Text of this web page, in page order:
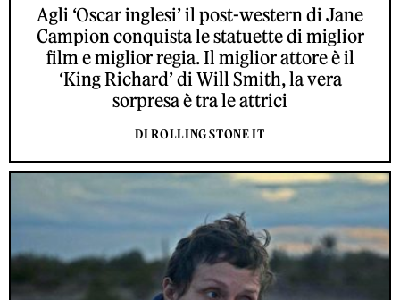
Agli ‘Oscar inglesi’ il post-western di Jane
Campion conquista le statuette di miglior
film e miglior regia. Il miglior attore è il
‘King Richard’ di Will Smith, la vera
sorpresa è tra le attrici
DI ROLLING STONE IT